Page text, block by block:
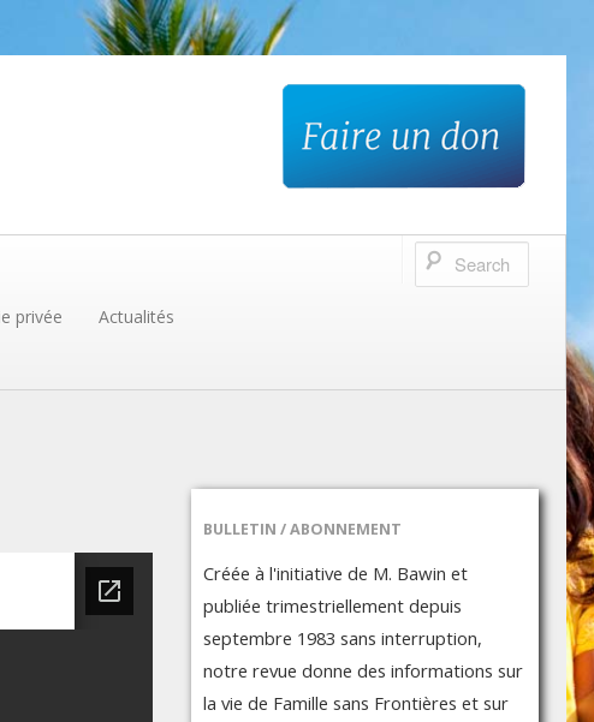
privée Actualités
BULLETIN / ABONNEMENT
Créée à l'initiative de M. Bawin et
publiée trimestriellement depuis
septembre 1983 sans interruption,
notre revue donne des informations sur
la vie de Famille sans Frontières et sur